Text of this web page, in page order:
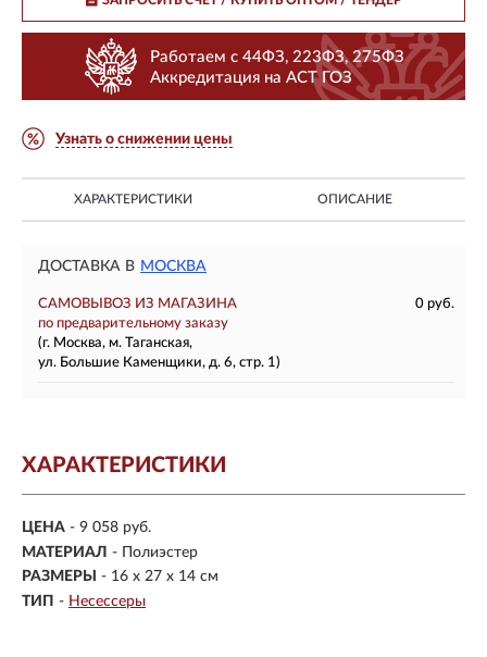
Работаем с 44ФЗ, 223ФЗ, 275ФЗ
Аккредитация на АСТ ГОЗ
Узнать о снижении цены
ХАРАКТЕРИСТИКИ ОПИСАНИЕ
ДОСТАВКА В МОСКВА
САМОВЫВОЗ ИЗ МАГАЗИНА
0 руб.
по предварительному заказу
(г. Москва, м. Таганская,
ул. Большие Каменщики, д. 6, стр. 1)
ХАРАКТЕРИСТИКИ
ЦЕНА - 9 058 руб.
МАТЕРИАЛ - Полиэстер
РАЗМЕРЫ
- 16 х 27 х 14 см
ТИП - Несессеры